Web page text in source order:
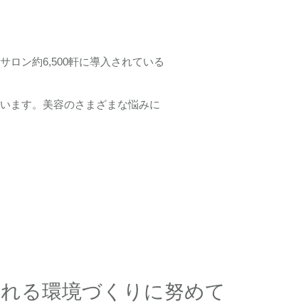
ロン約6,500軒に導入されている
ます。美容のさまざまな悩みに
る環境づくりに努めて